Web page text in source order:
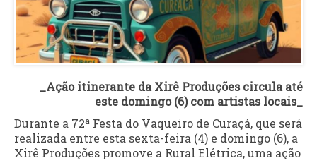
_Ação itinerante da Xirê Produções circula até
este domingo (6) com artistas locais_
Durante a 72ª Festa do Vaqueiro de Curaçá, que será
realizada entre esta sexta-feira (4) e domingo (6), a
Xirê Produções promove a Rural Elétrica, uma ação